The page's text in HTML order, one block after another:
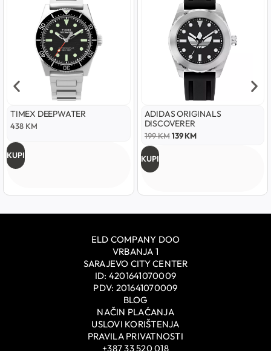
TIMEX DEEPWATER
438 KM
KUPI
ADIDAS ORIGINALS
DISCOVERER
199KM 139KM
KUPI
ELD COMPANY DOO
VRBANJA 1
SARAJEVO CITY CENTER
ID: 4201641070009
PDV: 201641070009
BLOG
NAČIN PLAĆANJA
USLOVI KORIŠTENJA
PRAVILA PRIVATNOSTI
+387 33 520 018